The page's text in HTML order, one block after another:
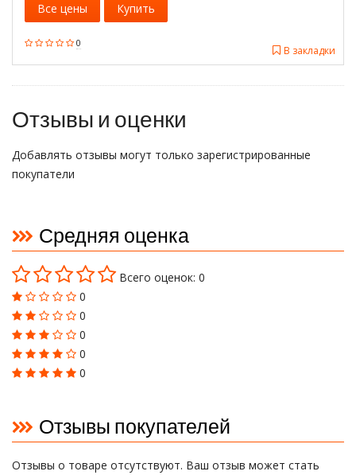
0
В закладки
Все цены Купить
Отзывы и оценки
Добавлять отзывы могут только зарегистрированные
покупатели
Средняя оценка
Всего оценок: 0
0
0
0
0
0
Отзывы покупателей
Отзывы о товаре отсутствуют. Ваш отзыв может стать